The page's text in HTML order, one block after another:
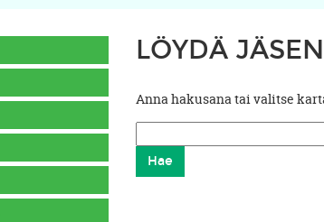
LÖYDÄ
Anna hakusana tai valitse